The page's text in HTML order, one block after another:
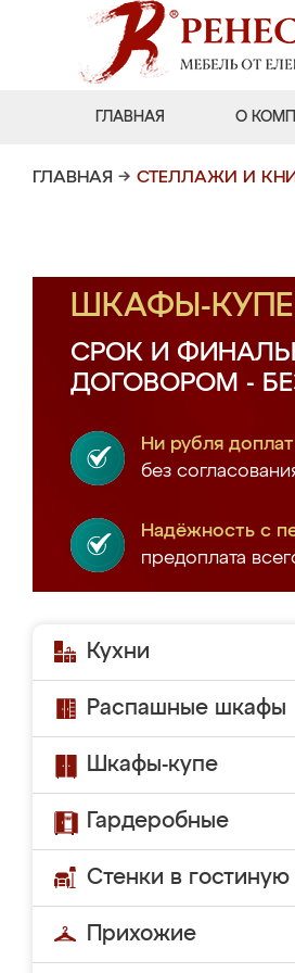
ГЛАВНАЯ О
ГЛАВНАЯ → СТЕЛЛАЖИ И
ШКАФЫ-
СРОК И
ДОГОВОРОМ -
Ни рубля доплат
без
Надёжность с
предоплата
Кухни
Распашные шкафы
Шкафы-купе
Гардеробные
Стенки в гостиную
Прихожие